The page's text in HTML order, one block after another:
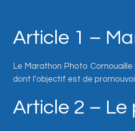
Article 1 –
Le Marathon Photo
dont l’objectif est de
Article 2 –